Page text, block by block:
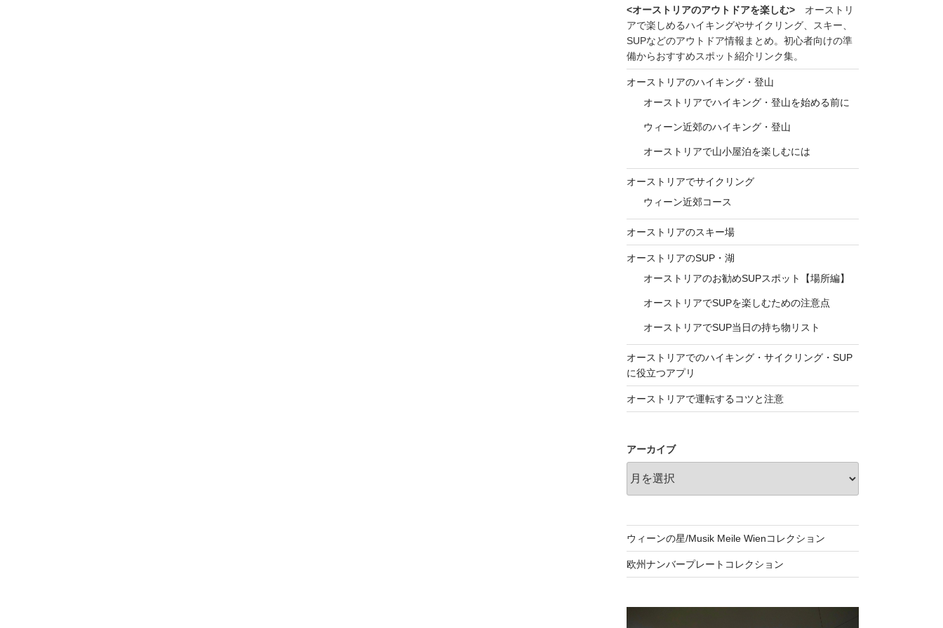
<オーストリアのアウトドアを楽しむ>オーストリ
アで楽しめるハイキングやサイクリング、スキー、
SUPなどのアウトドア情報まとめ。初心者向けの準
備からおすすめスポット紹介リンク集。
オーストリアのハイキング・登山
オーストリアでハイキング・登山を始める前に
ウィーン近郊のハイキング・登山
オーストリアで山小屋泊を楽しむには
オーストリアでサイクリング
ウィーン近郊コース
オーストリアのスキー場
オーストリアのSUP・湖
オーストリアのお勧めSUPスポット【場所編】
オーストリアでSUPを楽しむための注意点
オーストリアでSUP当日の持ち物リスト
オーストリアでのハイキング・サイクリング・SUP
に役立つアプリ
オーストリアで運転するコツと注意
アーカイブ
ウィーンの星/Musik Meile Wienコレクション
欧州ナンバープレートコレクション